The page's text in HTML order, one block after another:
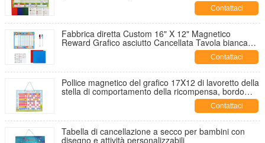
Contattaci
Fabbrica diretta Custom 16" X 12" Magnetico
Reward Grafico asciutto Cancellata Tavola bianca
Suggerimenti di attività e Magnetico di supporto
Contattaci
Pollice magnetico del grafico 17X12 di lavoretto della
stella di comportamento della ricompensa, bordo
Contattaci
Tabella di cancellazione a secco per bambini con
disegno e attività personalizzabili